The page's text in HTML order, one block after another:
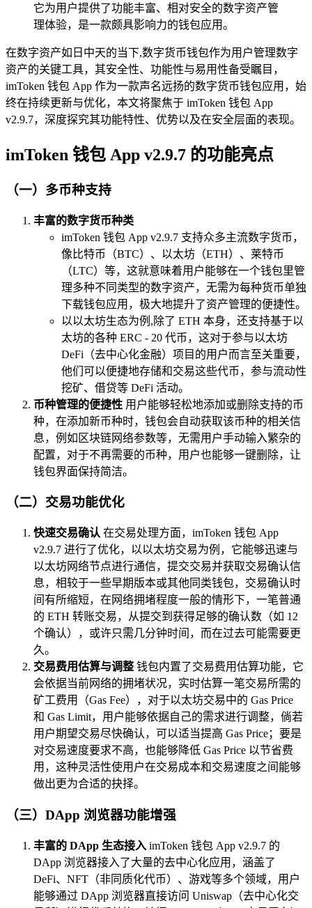
它为用户提供了功能丰富、相对安全的数字资产管
理体验，是一款颇具影响力的钱包应用。
在数字资产如日中天的当下,数字货币钱包作为用户管理数字
资产的关键工具，其安全性、功能性与易用性备受瞩目，
imToken 钱包 App 作为一款声名远扬的数字货币钱包应用，始
终在持续更新与优化，本文将聚焦于 imToken 钱包 App
v2.9.7，深度探究其功能特性、优势以及在安全层面的表现。
imToken 钱包 App v2.9.7 的功能亮点
（一）多币种支持
丰富的数字货币种类
imToken 钱包 App v2.9.7 支持众多主流数字货币，
像比特币（BTC）、以太坊（ETH）、莱特币
（LTC）等，这就意味着用户能够在一个钱包里管
理多种不同类型的数字资产，无需为每种货币单独
下载钱包应用，极大地提升了资产管理的便捷性。
以以太坊生态为例,除了 ETH 本身，还支持基于以
太坊的各种 ERC - 20 代币，这对于参与以太坊
DeFi（去中心化金融）项目的用户而言至关重要，
他们可以便捷地存储和交易这些代币，参与流动性
挖矿、借贷等 DeFi 活动。
币种管理的便捷性 用户能够轻松地添加或删除支持的币
种，在添加新币种时，钱包会自动获取该币种的相关信
息，例如区块链网络参数等，无需用户手动输入繁杂的
配置，对于不再需要的币种，用户也能够一键删除，让
钱包界面保持简洁。
（二）交易功能优化
快速交易确认 在交易处理方面，imToken 钱包 App
v2.9.7 进行了优化，以以太坊交易为例，它能够迅速与
以太坊网络节点进行通信，提交交易并获取交易确认信
息，相较于一些早期版本或其他同类钱包，交易确认时
间有所缩短，在网络拥堵程度一般的情形下，一笔普通
的 ETH 转账交易，从提交到获得足够的确认数（如 12
个确认），或许只需几分钟时间，而在过去可能需要更
久。
交易费用估算与调整 钱包内置了交易费用估算功能，它
会依据当前网络的拥堵状况，实时估算一笔交易所需的
矿工费用（Gas Fee），对于以太坊交易中的 Gas Price
和 Gas Limit，用户能够依据自己的需求进行调整，倘若
用户期望交易尽快确认，可以适当提高 Gas Price；要是
对交易速度要求不高，也能够降低 Gas Price 以节省费
用，这种灵活性使用户在交易成本和交易速度之间能够
做出更为合适的抉择。
（三）DApp 浏览器功能增强
丰富的 DApp 生态接入 imToken 钱包 App v2.9.7 的
DApp 浏览器接入了大量的去中心化应用，涵盖了
DeFi、NFT（非同质化代币）、游戏等多个领域，用户
能够通过 DApp 浏览器直接访问 Uniswap（去中心化交